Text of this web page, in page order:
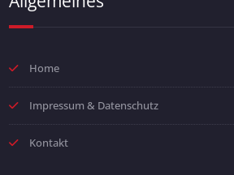
Home
Impressum & Datenschutz
Kontakt